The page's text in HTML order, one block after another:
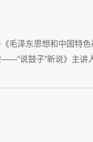
毛泽东思想和中国特
说鼓子”新说》主讲